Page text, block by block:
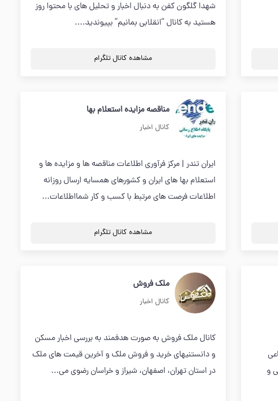
شهدا گلگون کفن به دنبال اخبار و تحلیل های با محتوا روز
هستید به کانال “انقلابی بمانیم” بپیوندید....
مشاهده کانال تلگرام
مناقصه مزایده استعلام بها
کانال اخبار
ایران تندر | مرکز فرآوری اطلاعات مناقصه ها و مزایده ها و
استعلام بها های ایران و کشورهای همسایه ارسال روزانه
اطلاعات فرصت های مرتبط با کسب و کار شمااطلاعات...
مشاهده کانال تلگرام
و
ملک فروش
کانال اخبار
کانال ملک فروش به صورت هدفمند به بررسی اخبار مسکن
و دانستنیهای خرید و فروش ملک و آخرین قیمت های ملک
در استان تهران، اصفهان، شیراز و خراسان رضوی می...